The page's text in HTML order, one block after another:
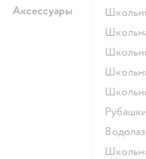
Аксессуары